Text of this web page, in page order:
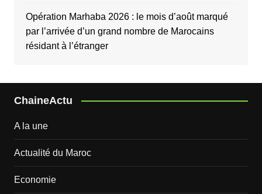
Opération Marhaba 2026 : le mois d’août marqué
par l’arrivée d’un grand nombre de Marocains
résidant à l’étranger
ChaineActu
A la une
Actualité du Maroc
Economie